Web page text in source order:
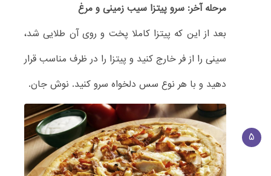
5
مرحله آخر: سرو پیتزا سیب زمینی و مرغ
بعد از این که پیتزا کاملا پخت و روی آن طلایی شد،
سینی را از فر خارج کنید و پیتزا را در ظرف مناسب قرار
دهید و با هر نوع سس دلخواه سرو کنید. نوش جان.